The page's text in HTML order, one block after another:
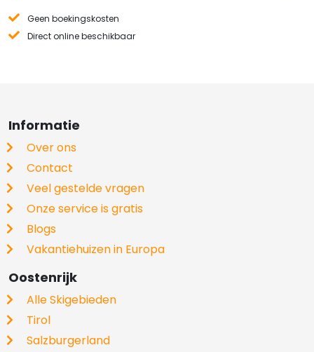
Geen boekingskosten
Direct online beschikbaar
Informatie
Over ons
Contact
Veel gestelde vragen
Onze service is gratis
Blogs
Vakantiehuizen in Europa
Oostenrijk
Alle Skigebieden
Tirol
Salzburgerland